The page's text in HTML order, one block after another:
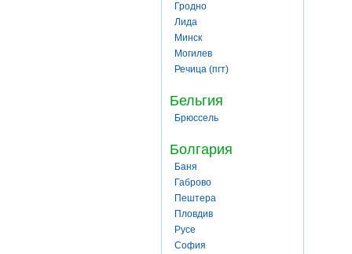
Гродно
Лида
Минск
Могилев
Речица (пгт)
Бельгия
Брюссель
Болгария
Баня
Габрово
Пештера
Пловдив
Русе
София